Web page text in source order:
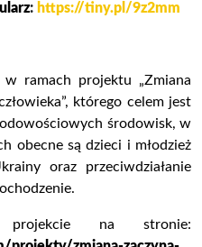
: https://tiny.pl/9z2mm
ramach projektu „Zmiana
”, którego celem jest
środowisk, w
obecne są dzieci i młodzież
oraz przeciwdziałanie
na stronie: